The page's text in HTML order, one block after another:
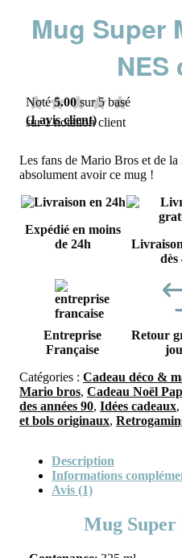
Mug Super
NES
Noté5.00 sur 5 basé
sur1notation client
(1avis client)
Les fans de Mario Bros et de
absolument avoir ce mug !
Expédié en moins
de 24h
dès
Entreprise
Française
Retour
Catégories : Cadeau déco &
Mario bros, Cadeau Noël
des années 90, Idées cadeaux,
et bols originaux,
Description
Informations
Avis (1)
Mug